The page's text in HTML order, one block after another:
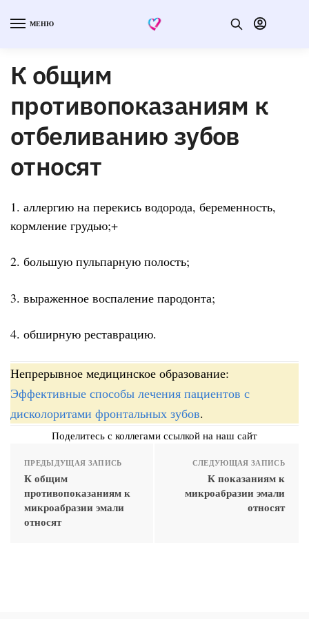
МЕНЮ
К общим
противопоказаниям к
отбеливанию зубов
относят
1. аллергию на перекись водорода, беременность,
кормление грудью;+
2. большую пульпарную полость;
3. выраженное воспаление пародонта;
4. обширную реставрацию.
Непрерывное медицинское образование:
Эффективные способы лечения пациентов с
дисколоритами фронтальных зубов.
Поделитесь с коллегами ссылкой на наш сайт
ПРЕДЫДУЩАЯ ЗАПИСЬ
К общим
противопоказаниям к
микроабразии эмали
относят
СЛЕДУЮЩАЯ ЗАПИСЬ
К показаниям к
микроабразии эмали
относят